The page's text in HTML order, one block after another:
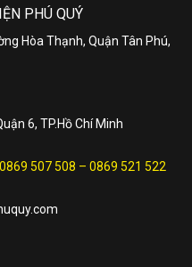
PHÚ QUÝ
Hòa Thạnh, Quận Tân Phú,
6, TP.Hồ Chí Minh
0869 507 508 – 0869 521 522